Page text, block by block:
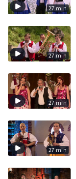
27 min
27 min
27 min
27 min